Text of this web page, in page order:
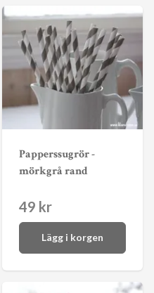
Papperssugrör -
mörkgrå rand
49 kr
Lägg i korgen